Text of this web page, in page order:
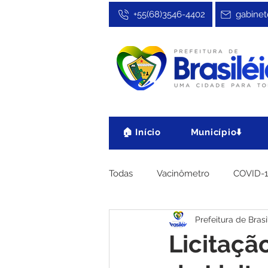
+55(68)3546-4402
🏠 Início Município⬇️
Todas Vacinômetro COVID-
Cultura, Festa e Esporte
Prefeitura de